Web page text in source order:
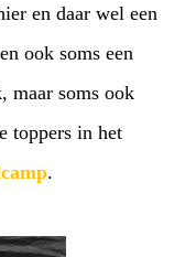
en daar wel een
ook soms een
maar soms ook
toppers in het
.